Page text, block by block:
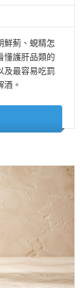
鮮薊、蜆精怎
懂護肝品類的
及最容易吃罰
。